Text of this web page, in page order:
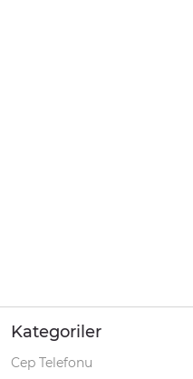
Kategoriler
Cep Telefonu